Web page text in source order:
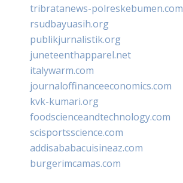
tribratanews-polreskebumen.com
rsudbayuasih.org
publikjurnalistik.org
juneteenthapparel.net
italywarm.com
journaloffinanceeconomics.com
kvk-kumari.org
foodscienceandtechnology.com
scisportsscience.com
addisababacuisineaz.com
burgerimcamas.com